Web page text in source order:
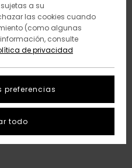
a su
las cookies cuando
(como algunas
consulte
de privacidad
preferencias
todo